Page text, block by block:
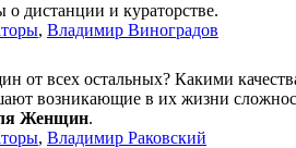
о дистанции и кураторстве.
, Владимир Виноградов
от всех остальных? Какими
возникающие в их жизни
Женщин.
, Владимир Раковский